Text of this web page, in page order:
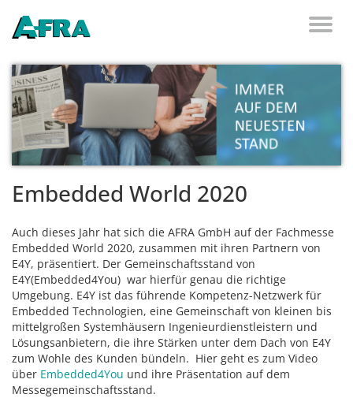
Embedded World 2020
Auch dieses Jahr hat sich die AFRA GmbH auf der Fachmesse
Embedded World 2020, zusammen mit ihren Partnern von
E4Y, präsentiert. Der Gemeinschaftsstand von
E4Y(Embedded4You) war hierfür genau die richtige
Umgebung. E4Y ist das führende Kompetenz-Netzwerk für
Embedded Technologien, eine Gemeinschaft von kleinen bis
mittelgroßen Systemhäusern Ingenieurdienstleistern und
Lösungsanbietern, die ihre Stärken unter dem Dach von E4Y
zum Wohle des Kunden bündeln. Hier geht es zum Video
über Embedded4You und ihre Präsentation auf dem
Messegemeinschaftsstand.